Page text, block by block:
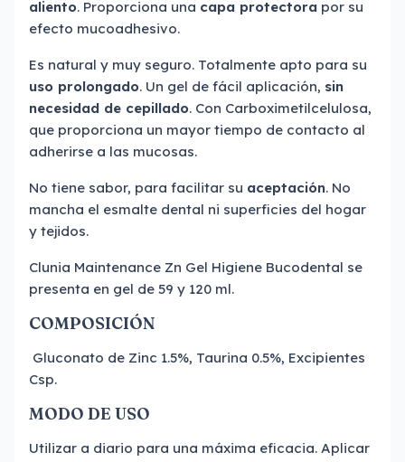
aliento. Proporciona una capa protectora por su
efecto mucoadhesivo.
Es natural y muy seguro. Totalmente apto para su
uso prolongado. Un gel de fácil aplicación, sin
necesidad de cepillado. Con Carboximetilcelulosa,
que proporciona un mayor tiempo de contacto al
adherirse a las mucosas.
No tiene sabor, para facilitar su aceptación. No
mancha el esmalte dental ni superficies del hogar
y tejidos.
Clunia Maintenance Zn Gel Higiene Bucodental se
presenta en gel de 59 y 120 ml.
COMPOSICIÓN
Gluconato de Zinc 1.5%, Taurina 0.5%, Excipientes
Csp.
MODO DE USO
Utilizar a diario para una máxima eficacia. Aplicar